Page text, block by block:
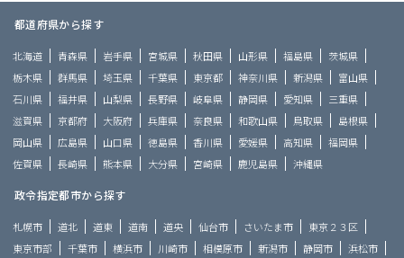
都道府県から探す
北海道 青森県 岩手県 宮城県 秋田県 山形県 福島県
茨城県
栃木県
群馬県 埼玉県 千葉県 東京都 神奈川県 新潟県
富山県
石川県
福井県 山梨県 長野県 岐阜県 静岡県 愛知県
三重県
滋賀県
京都府 大阪府 兵庫県 奈良県 和歌山県 鳥取県
島根県
岡山県
広島県 山口県 徳島県 香川県 愛媛県 高知県
福岡県
佐賀県
長崎県 熊本県 大分県 宮崎県 鹿児島県 沖縄県
政令指定都市から探す
札幌市 道北 道東 道南 道央 仙台市 さいたま市
東京２３区
東京市部
千葉市 横浜市 川崎市 相模原市 新潟市 静岡市 浜松市